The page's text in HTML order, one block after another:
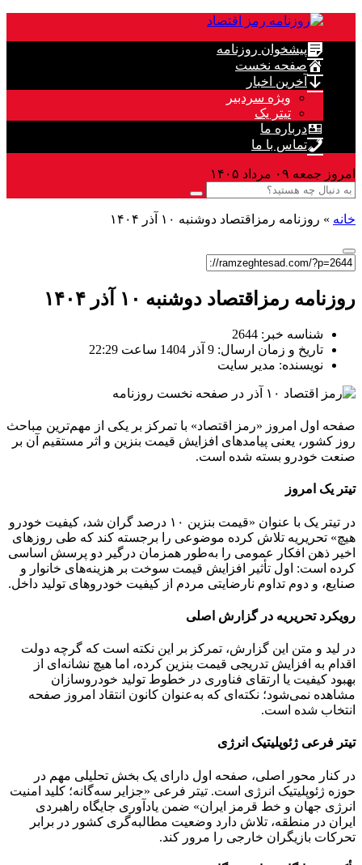
پیشخوان روزنامه
صفحه نخست
آخرین اخبار
ویژه سردبیر
تیتر یک
درباره ما
تماس با ما
امروز جمعه ۰۹ مرداد ۱۴۰۵
خانه » روزنامه رمزاقتصاد دوشنبه ۱۰ آذر ۱۴۰۴
روزنامه رمزاقتصاد دوشنبه ۱۰ آذر ۱۴۰۴
شناسه خبر: 2644
تاریخ و زمان ارسال: 9 آذر 1404 ساعت 22:29
نویسنده: مدیر سایت
صفحه اول امروز «رمز اقتصاد» با تمرکز بر یکی از مهم‌ترین مباحث
روز کشور، یعنی پیامدهای افزایش قیمت بنزین و اثر مستقیم آن بر
صنعت خودرو بسته شده است.
تیتر یک امروز
در تیتر یک با عنوان «قیمت بنزین ۱۰ درصد گران شد، کیفیت خودرو
هیچ» تحریریه تلاش کرده موضوعی را برجسته کند که طی روزهای
اخیر ذهن افکار عمومی را به‌طور همزمان درگیر دو پرسش اساسی
کرده است: اول تأثیر افزایش قیمت سوخت بر هزینه‌های خانوار و
صنایع، و دوم تداوم نارضایتی مردم از کیفیت خودروهای تولید داخل.
رویکرد تحریریه در گزارش اصلی
در لید و متن این گزارش، تمرکز بر این نکته است که گرچه دولت
اقدام به افزایش تدریجی قیمت بنزین کرده، اما هیچ نشانه‌ای از
بهبود کیفیت یا ارتقای فناوری در خطوط تولید خودروسازان
مشاهده نمی‌شود؛ نکته‌ای که به‌عنوان کانون انتقاد امروز صفحه
انتخاب شده است.
تیتر فرعی ژئوپلیتیک انرژی
در کنار محور اصلی، صفحه اول دارای یک بخش تحلیلی مهم در
حوزه ژئوپلیتیک انرژی است. تیتر فرعی «جزایر سه‌گانه؛ کلید امنیت
انرژی جهان و خط قرمز ایران» ضمن یادآوری جایگاه راهبردی
ایران در منطقه، تلاش دارد وضعیت مطالبه‌گری کشور در برابر
تحرکات بازیگران خارجی را مرور کند.